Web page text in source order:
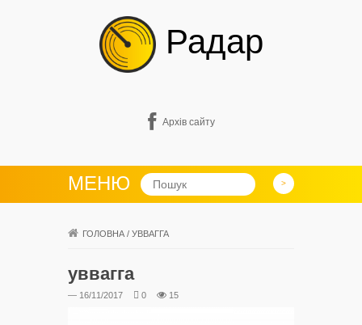
Радар
Архів сайту
МЕНЮ
ГОЛОВНА / УВВАГГА
уввагга
— 16/11/2017 0 15